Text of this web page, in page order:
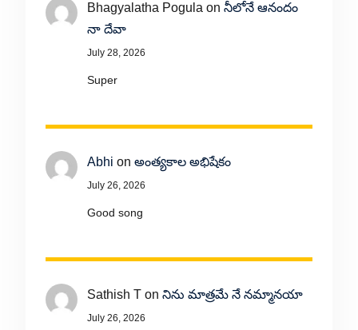
Bhagyalatha Pogula on నీలోనే ఆనందం
నా దేవా
July 28, 2026
Super
Abhi on అంత్యకాల అభిషేకం
July 26, 2026
Good song
Sathish Ton నిను మాత్రమే నే నమ్మానయా
July 26, 2026